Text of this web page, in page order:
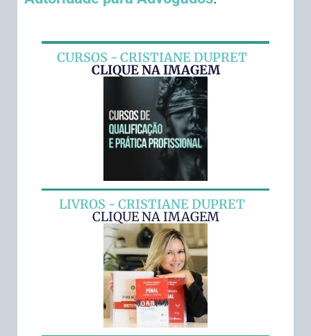
CURSOS - CRISTIANE DUPRET
CLIQUE NA IMAGEM
LIVROS - CRISTIANE DUPRET
CLIQUE NA IMAGEM